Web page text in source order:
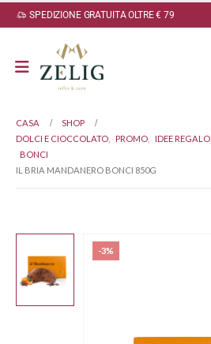
SPEDIZIONE GRATUITA OLTRE € 79
CASA
SHOP
DOLCI E CIOCCOLATO
PROMO IDEE REGALO
BONCI
IL BRIA MANDANERO BONCI 850G
-3%